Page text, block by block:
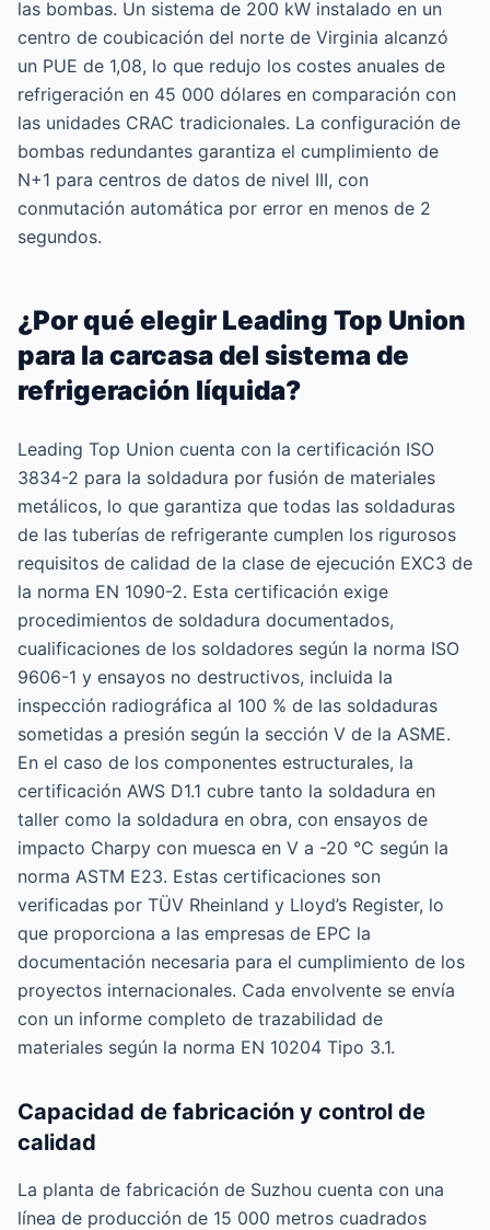
las bombas. Un sistema de 200 kW instalado en un
centro de coubicación del norte de Virginia alcanzó
un PUE de 1,08, lo que redujo los costes anuales de
refrigeración en 45 000 dólares en comparación con
las unidades CRAC tradicionales. La configuración de
bombas redundantes garantiza el cumplimiento de
N+1 para centros de datos de nivel III, con
conmutación automática por error en menos de 2
segundos.
¿Por qué elegir Leading Top Union
para la carcasa del sistema de
refrigeración líquida?
Leading Top Union cuenta con la certificación ISO
3834-2 para la soldadura por fusión de materiales
metálicos, lo que garantiza que todas las soldaduras
de las tuberías de refrigerante cumplen los rigurosos
requisitos de calidad de la clase de ejecución EXC3 de
la norma EN 1090-2. Esta certificación exige
procedimientos de soldadura documentados,
cualificaciones de los soldadores según la norma ISO
9606-1 y ensayos no destructivos, incluida la
inspección radiográfica al 100 % de las soldaduras
sometidas a presión según la sección V de la ASME.
En el caso de los componentes estructurales, la
certificación AWS D1.1 cubre tanto la soldadura en
taller como la soldadura en obra, con ensayos de
impacto Charpy con muesca en V a -20 °C según la
norma ASTM E23. Estas certificaciones son
verificadas por TÜV Rheinland y Lloyd’s Register, lo
que proporciona a las empresas de EPC la
documentación necesaria para el cumplimiento de los
proyectos internacionales. Cada envolvente se envía
con un informe completo de trazabilidad de
materiales según la norma EN 10204 Tipo 3.1.
Capacidad de fabricación y control de
calidad
La planta de fabricación de Suzhou cuenta con una
línea de producción de 15 000 metros cuadrados